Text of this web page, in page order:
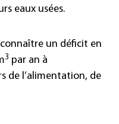
eaux usées.
un déficit en
3 par an à
de l’alimentation, de